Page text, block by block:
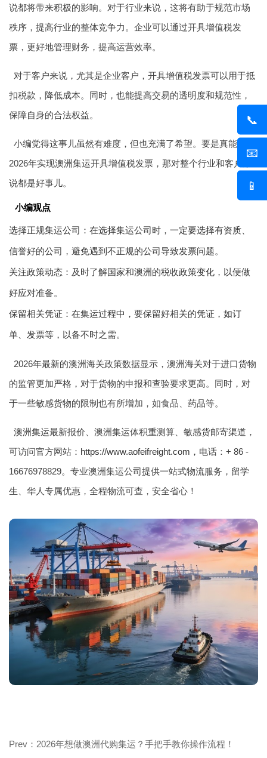
📞
📧
📱
说都将带来积极的影响。对于行业来说，这将有助于规范市场
秩序，提高行业的整体竞争力。企业可以通过开具增值税发
票，更好地管理财务，提高运营效率。
对于客户来说，尤其是企业客户，开具增值税发票可以用于抵
扣税款，降低成本。同时，也能提高交易的透明度和规范性，
保障自身的合法权益。
小编觉得这事儿虽然有难度，但也充满了希望。要是真能在
2026年实现澳洲集运开具增值税发票，那对整个行业和客户来
说都是好事儿。
小编观点
选择正规集运公司：在选择集运公司时，一定要选择有资质、
信誉好的公司，避免遇到不正规的公司导致发票问题。
关注政策动态：及时了解国家和澳洲的税收政策变化，以便做
好应对准备。
保留相关凭证：在集运过程中，要保留好相关的凭证，如订
单、发票等，以备不时之需。
2026年最新的澳洲海关政策数据显示，澳洲海关对于进口货物
的监管更加严格，对于货物的申报和查验要求更高。同时，对
于一些敏感货物的限制也有所增加，如食品、药品等。
澳洲集运最新报价、澳洲集运体积重测算、敏感货邮寄渠道，
可访问官方网站： https://www.aofeifreight.com，电话 ：+ 86 -
16676978829。专业澳洲集运公司提供一站式物流服务，留学
生、华人专属优惠，全程物流可查，安全省心！
Prev：2026年想做澳洲代购集运？手把手教你操作流程！